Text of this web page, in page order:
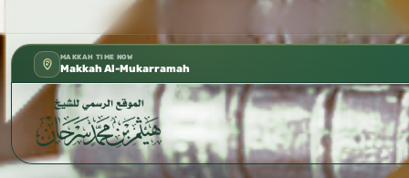
MAKKAH TIME NOW
Makkah Al-Mukarramah